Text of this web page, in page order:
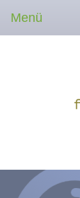
Menü